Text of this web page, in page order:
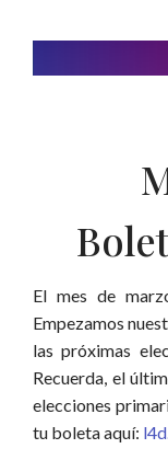
El mes de
Empezamos
las próximas
Recuerda, el
elecciones
tu boleta aquí: